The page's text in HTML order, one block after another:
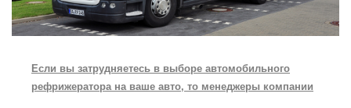
Если вы затрудняетесь в выборе автомобильного
рефрижератора на ваше авто, то менеджеры компании